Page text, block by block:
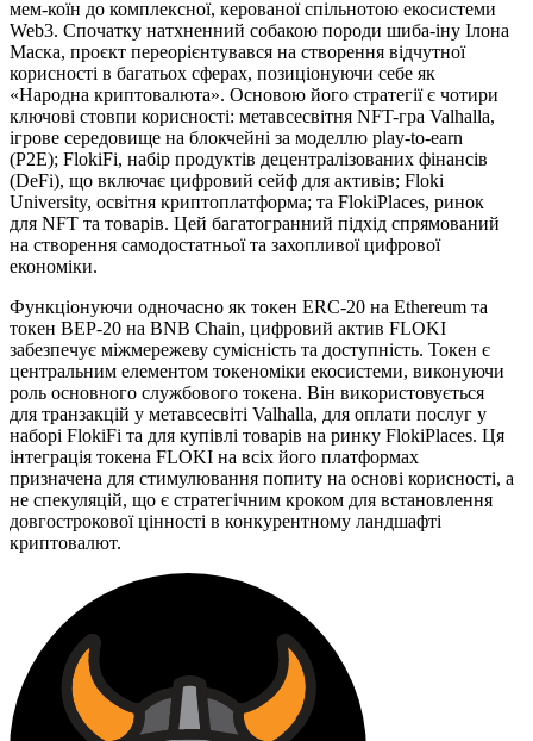
мем-коїн до комплексної, керованої спільнотою екосистеми
Web3. Спочатку натхненний собакою породи шиба-іну Ілона
Маска, проєкт переорієнтувався на створення відчутної
корисності в багатьох сферах, позиціонуючи себе як
«Народна криптовалюта». Основою його стратегії є чотири
ключові стовпи корисності: метавсесвітня NFT-гра Valhalla,
ігрове середовище на блокчейні за моделлю play-to-earn
(P2E); FlokiFi, набір продуктів децентралізованих фінансів
(DeFi), що включає цифровий сейф для активів; Floki
University, освітня криптоплатформа; та FlokiPlaces, ринок
для NFT та товарів. Цей багатогранний підхід спрямований
на створення самодостатньої та захопливої цифрової
економіки.
Функціонуючи одночасно як токен ERC-20 на Ethereum та
токен BEP-20 на BNB Chain, цифровий актив FLOKI
забезпечує міжмережеву сумісність та доступність. Токен є
центральним елементом токеноміки екосистеми, виконуючи
роль основного службового токена. Він використовується
для транзакцій у метавсесвіті Valhalla, для оплати послуг у
наборі FlokiFi та для купівлі товарів на ринку FlokiPlaces. Ця
інтеграція токена FLOKI на всіх його платформах
призначена для стимулювання попиту на основі корисності, а
не спекуляцій, що є стратегічним кроком для встановлення
довгострокової цінності в конкурентному ландшафті
криптовалют.